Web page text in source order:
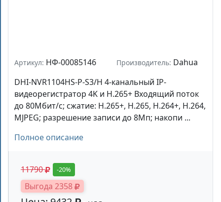
Артикул: НФ-00085146 Производитель: Dahua
DHI-NVR1104HS-P-S3/H 4-канальный IP-
видеорегистратор 4K и H.265+ Входящий поток
до 80Мбит/с; сжатие: H.265+, H.265, H.264+, H.264,
MJPEG; разрешение записи до 8Мп; накопи ...
Полное описание
11790 -20%
Выгода 2358